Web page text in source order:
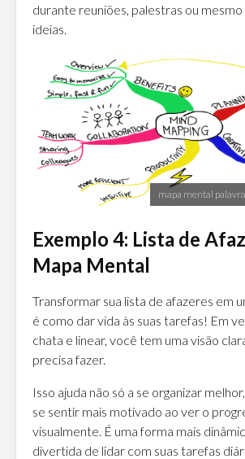
durante reuniões, palestras ou
ideias.
mapa mental
Exemplo 4: Lista de
Mapa Mental
Transformar sua lista de afazeres em
é como dar vida às suas tarefas! Em
chata e linear, você tem uma visão
precisa fazer.
Isso ajuda não só a se organizar
se sentir mais motivado ao ver o
visualmente. É uma forma mais
divertida de lidar com suas tarefas